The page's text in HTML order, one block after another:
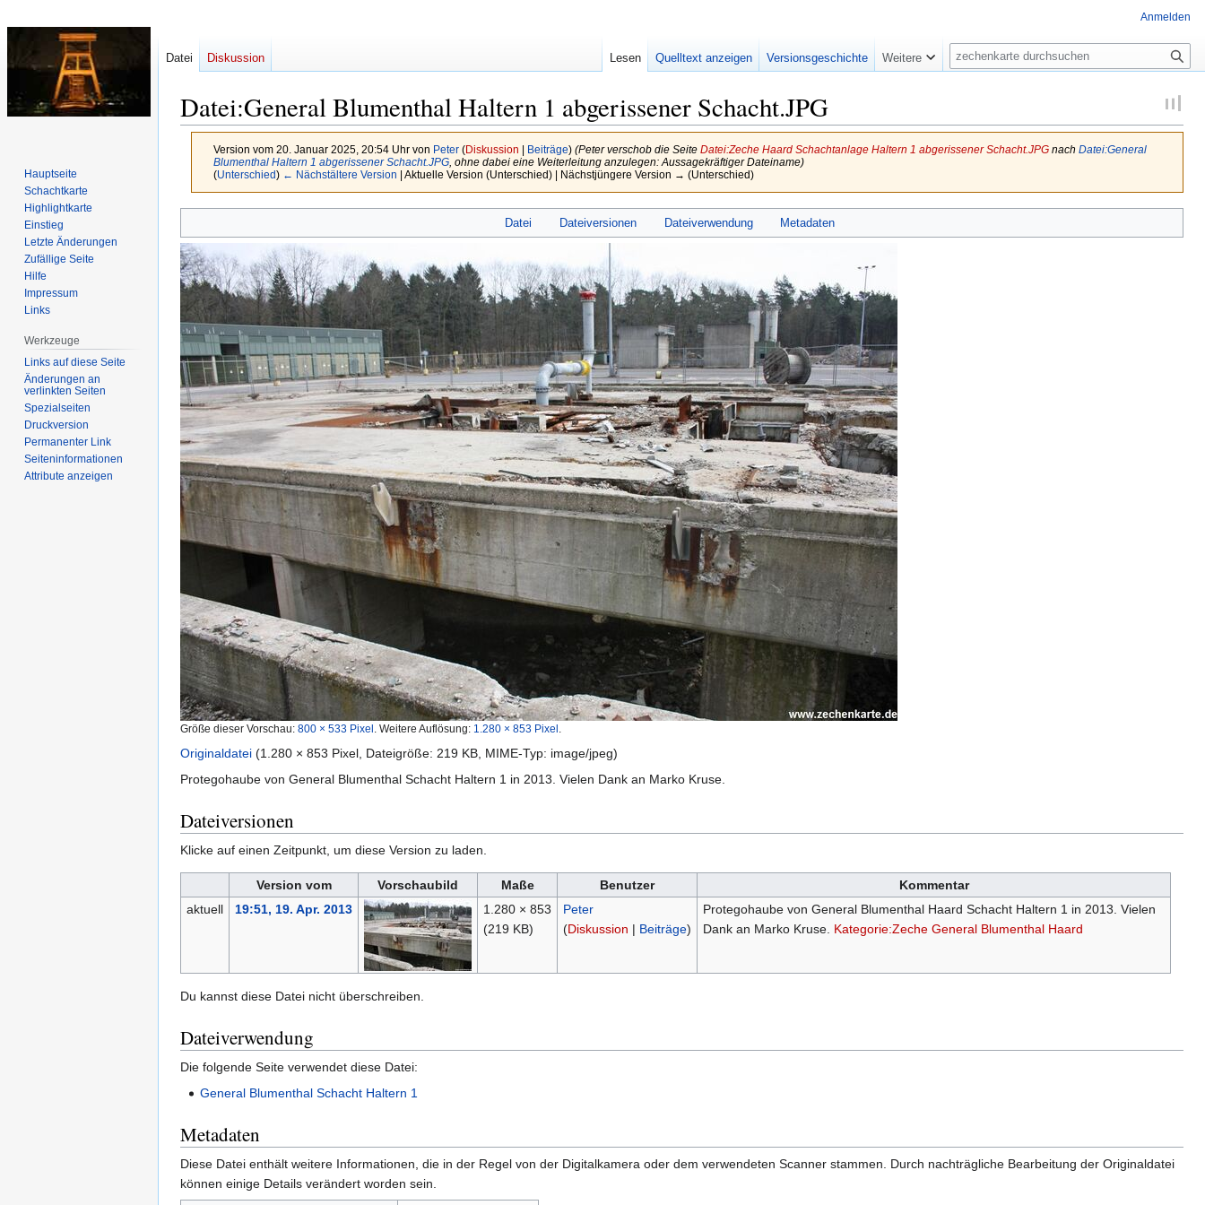
Datei:General Blumenthal Haltern 1 abgerissener Schacht.JPG
Version vom 20. Januar 2025, 20:54 Uhr von Peter (Diskussion Beiträge) (Peter verschob die Seite Datei:Zeche Haard Schachtanlage Haltern 1 abgerissener Schacht.JPGnach Datei:General
Blumenthal Haltern 1 abgerissener Schacht.JPG, ohne dabei eine Weiterleitung anzulegen: Aussagekräftiger Dateiname)
(Unterschied) ← Nächstältere Version | Aktuelle Version (Unterschied) | Nächstjüngere Version → (Unterschied)
Navigation
springen
Suche
springen
Datei Dateiversionen Dateiverwendung Metadaten
Größe dieser Vorschau: 800 × 533 Pixel Weitere Auflösung: 1.280 × 853 Pixel
Originaldatei (1.280 × 853 Pixel, Dateigröße: 219 KB, MIME-Typ: image/jpeg)
Protegohaube von General Blumenthal Schacht Haltern 1 in 2013. Vielen Dank an Marko Kruse.
Dateiversionen
Klicke auf einen Zeitpunkt, um diese Version zu laden.
Version vom Vorschaubild Maße Benutzer
Kommentar
aktuell
19:51, 19. Apr. 2013
1.280 × 853
(219 KB)
Peter
(Diskussion | Beiträge)
Protegohaube von General Blumenthal Haard Schacht Haltern 1 in 2013. Vielen
Dank an Marko Kruse. Kategorie:Zeche General Blumenthal Haard
Du kannst diese Datei nicht überschreiben.
Dateiverwendung
Die folgende Seite verwendet diese Datei:
General Blumenthal Schacht Haltern 1
Metadaten
Diese Datei enthält weitere Informationen, die in der Regel von der Digitalkamera oder dem verwendeten Scanner stammen. Durch nachträgliche Bearbeitung der Originaldatei
können einige Details verändert worden sein.
Anmelden
Datei Diskussion Lesen Quelltext anzeigen Versionsgeschichte Weitere
Suche
Hauptseite
Schachtkarte
Highlightkarte
Einstieg
Letzte Änderungen
Zufällige Seite
Hilfe
Impressum
Links
Werkzeuge
Links auf diese Seite
Änderungen an
verlinkten Seiten
Spezialseiten
Druckversion
Permanenter Link
Seiten­­informationen
Attribute anzeigen